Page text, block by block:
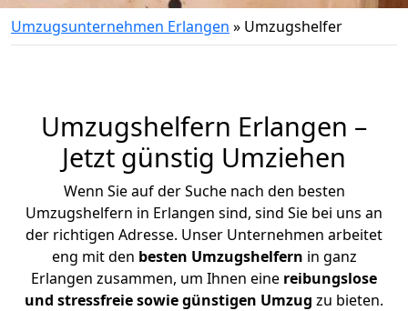
Umzugsunternehmen Erlangen » Umzugshelfer
Umzugshelfern Erlangen –
Jetzt günstig Umziehen
Wenn Sie auf der Suche nach den besten
Umzugshelfern in Erlangen sind, sind Sie bei uns an
der richtigen Adresse. Unser Unternehmen arbeitet
eng mit den besten Umzugshelfern in ganz
Erlangen zusammen, um Ihnen eine reibungslose
und stressfreie sowie günstigen Umzug zu bieten.